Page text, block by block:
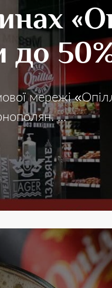
до
мережі
...